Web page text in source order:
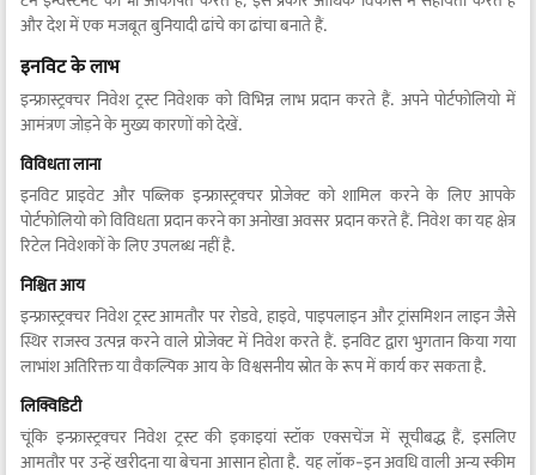
और देश में एक मजबूत बुनियादी ढांचे का ढांचा बनाते हैं.
इनविट के लाभ
इन्फ्रास्ट्रक्चर निवेश ट्रस्ट निवेशक को विभिन्न लाभ प्रदान करते हैं. अपने पोर्टफोलियो में
आमंत्रण जोड़ने के मुख्य कारणों को देखें.
विविधता लाना
इनविट प्राइवेट और पब्लिक इन्फ्रास्ट्रक्चर प्रोजेक्ट को शामिल करने के लिए आपके
पोर्टफोलियो को विविधता प्रदान करने का अनोखा अवसर प्रदान करते हैं. निवेश का यह क्षेत्र
रिटेल निवेशकों के लिए उपलब्ध नहीं है.
निश्चित आय
इन्फ्रास्ट्रक्चर निवेश ट्रस्ट आमतौर पर रोडवे, हाइवे, पाइपलाइन और ट्रांसमिशन लाइन जैसे
स्थिर राजस्व उत्पन्न करने वाले प्रोजेक्ट में निवेश करते हैं. इनविट द्वारा भुगतान किया गया
लाभांश अतिरिक्त या वैकल्पिक आय के विश्वसनीय स्रोत के रूप में कार्य कर सकता है.
लिक्विडिटी
चूंकि इन्फ्रास्ट्रक्चर निवेश ट्रस्ट की इकाइयां स्टॉक एक्सचेंज में सूचीबद्ध हैं, इसलिए
आमतौर पर उन्हें खरीदना या बेचना आसान होता है. यह लॉक-इन अवधि वाली अन्य स्कीम